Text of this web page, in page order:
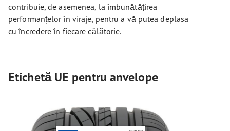
contribuie, de asemenea, la îmbunătățirea
performanțelor în viraje, pentru a vă putea deplasa
cu încredere în fiecare călătorie.
Etichetă UE pentru anvelope